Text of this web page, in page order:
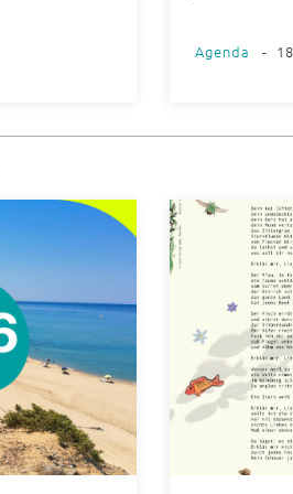
Agenda -